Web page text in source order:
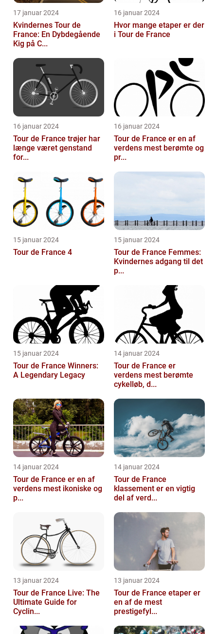
17 januar 2024
Kvindernes Tour de
France: En Dybdegående
Kig på C...
16 januar 2024
Hvor mange etaper er der
i Tour de France
16 januar 2024
Tour de France trøjer har
længe været genstand
for...
16 januar 2024
Tour de France er en af
verdens mest berømte og
pr...
15 januar 2024
Tour de France 4
15 januar 2024
Tour de France Femmes:
Kvindernes adgang til det
p...
15 januar 2024
Tour de France Winners:
A Legendary Legacy
14 januar 2024
Tour de France er
verdens mest berømte
cykelløb, d...
14 januar 2024
Tour de France er en af
verdens mest ikoniske og
p...
14 januar 2024
Tour de France
klassement er en vigtig
del af verd...
13 januar 2024
Tour de France Live: The
Ultimate Guide for
Cyclin...
13 januar 2024
Tour de France etaper er
en af de mest
prestigefyl...